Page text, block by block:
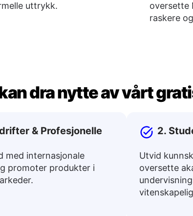
uttrykk.
oversette
raskere
dra nytte av vårt
& Profesjonelle
med internasjonale
promoter produkter i
2.
Utvid
oversette